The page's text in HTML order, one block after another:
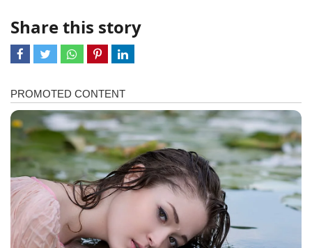
Share this story